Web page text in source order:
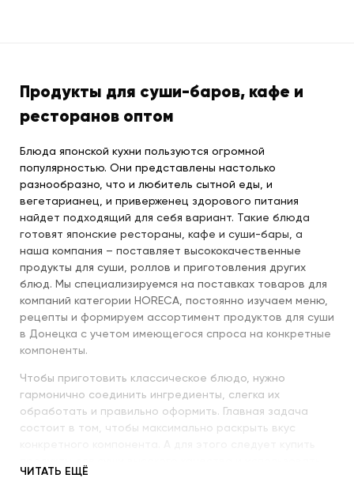
Продукты для суши-баров, кафе и
ресторанов оптом
Блюда японской кухни пользуются огромной
популярностью. Они представлены настолько
разнообразно, что и любитель сытной еды, и
вегетарианец, и приверженец здорового питания
найдет подходящий для себя вариант. Такие блюда
готовят японские рестораны, кафе и суши-бары, а
наша компания – поставляет высококачественные
продукты для суши, роллов и приготовления других
блюд. Мы специализируемся на поставках товаров для
компаний категории HORECA, постоянно изучаем меню,
рецепты и формируем ассортимент продуктов для суши
в Донецка с учетом имеющегося спроса на конкретные
компоненты.
Чтобы приготовить классическое блюдо, нужно
гармонично соединить ингредиенты, слегка их
обработать и правильно оформить. Главная задача
состоит в том, чтобы максимально раскрыть вкус
их со знанием всех секретов.
ЧИТАТЬ ЕЩЁ